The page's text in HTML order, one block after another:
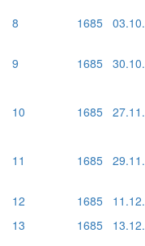
8
1685
9 1685
10 1685
11 1685
12 1685
13
1685